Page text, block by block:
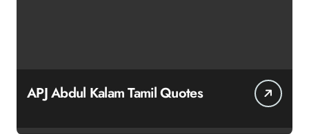
APJ Abdul Kalam Tamil Quotes